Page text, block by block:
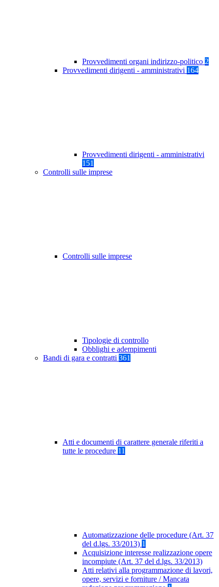
Provvedimenti organi indirizzo-politico 2
Provvedimenti dirigenti - amministrativi 164
Provvedimenti dirigenti - amministrativi
151
Controlli sulle imprese
Controlli sulle imprese
Tipologie di controllo
Obblighi e adempimenti
Bandi di gara e contratti 361
Atti e documenti di carattere generale riferiti a
tutte le procedure 11
Automatizzazione delle procedure (Art. 37
del d.lgs. 33/2013) 1
Acquisizione interesse realizzazione opere
incompiute (Art. 37 del d.lgs. 33/2013)
Atti relativi alla programmazione di lavori,
opere, servizi e forniture / Mancata